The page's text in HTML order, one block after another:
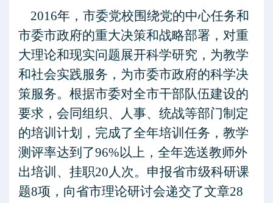
2016年，市委党校围绕党的中心任务和
市委市政府的重大决策和战略部署，对重
大理论和现实问题展开科学研究，为教学
和社会实践服务，为市委市政府的科学决
策服务。根据市委对全市干部队伍建设的
要求，会同组织、人事、统战等部门制定
的培训计划，完成了全年培训任务，教学
测评率达到了96%以上，全年选送教师外
出培训、挂职20人次。申报省市级科研课
题8项，向省市理论研讨会递交了文章28